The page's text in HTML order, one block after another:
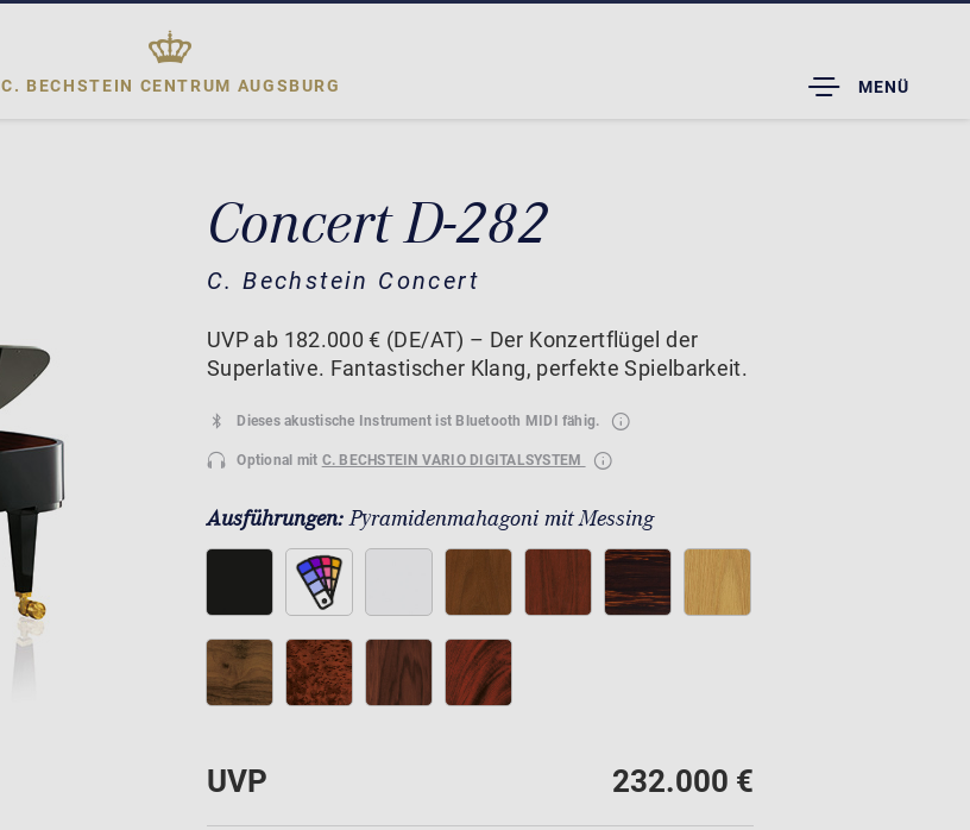
C. BECHSTEIN CENTRUM AUGSBURG
TOGGLE
DROPDOWN
MENÜ
Concert D-282
C. Bechstein Concert
UVP ab 182.000 € (DE/AT) – Der Konzertflügel der
Superlative. Fantastischer Klang, perfekte Spielbarkeit.
Dieses akustische Instrument ist Bluetooth MIDI fähig.
Optional mit C. BECHSTEIN VARIO DIGITALSYSTEM
Ausführungen:Pyramidenmahagoni mit Messing
UVP 232.000 €